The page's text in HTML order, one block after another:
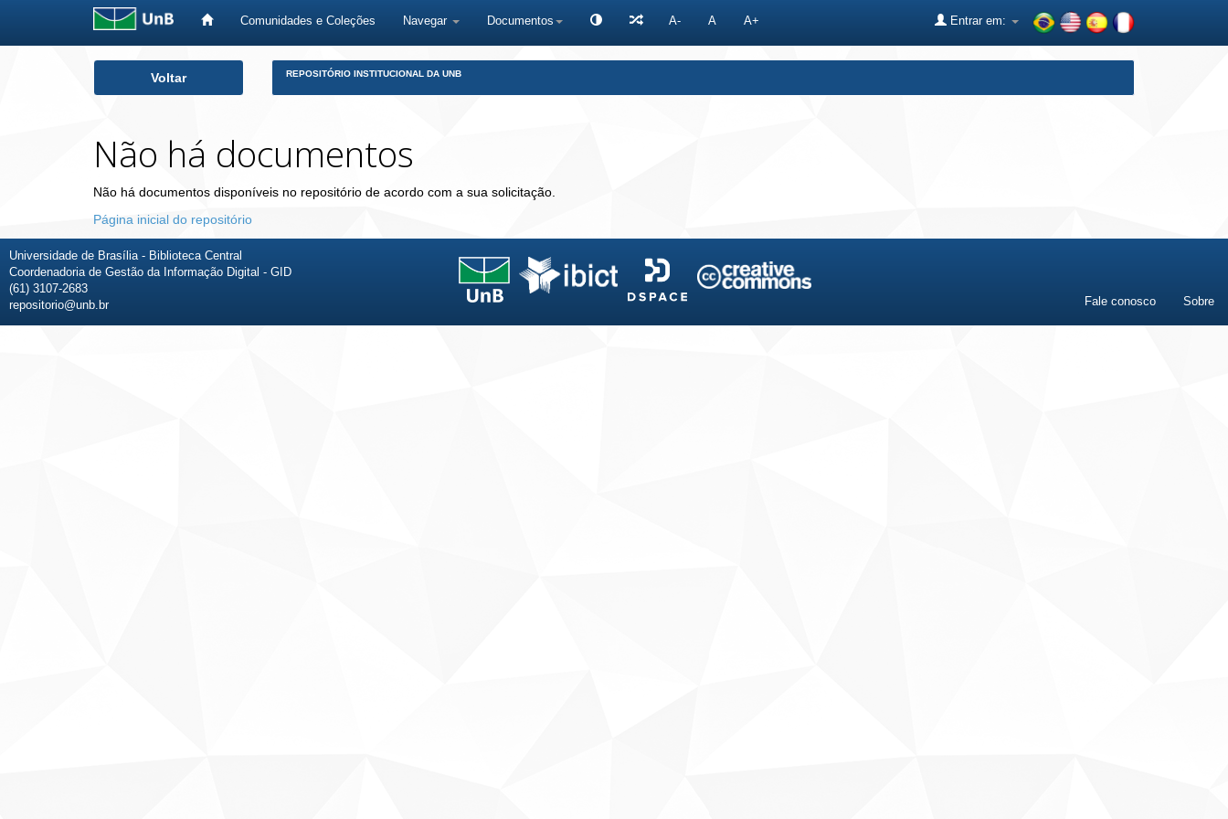
Comunidades e Coleções Navegar Documentos A- A A+ Entrar em:
Voltar REPOSITÓRIO INSTITUCIONAL DA UNB
Não há documentos
Não há documentos disponíveis no repositório de acordo com a sua solicitação.
Página inicial do repositório
Universidade de Brasília - Biblioteca Central
Coordenadoria de Gestão da Informação Digital - GID
(61) 3107-2683
repositorio@unb.br
Fale conosco Sobre